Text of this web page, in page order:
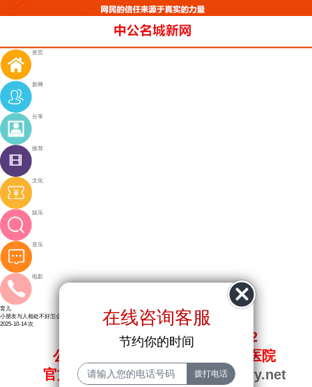
首页
新网
分享
推荐
文化
娱乐
音乐
电影
育儿
小朋友与人相处不好怎么办？广州儿童发育行为科医院
2025-10-14 次
官方预约电话：020-81300922
公众号预约挂号：广州天使儿童医院
官方网站：https：//www.gztsetyy.net
在线咨询客服
节约你的时间